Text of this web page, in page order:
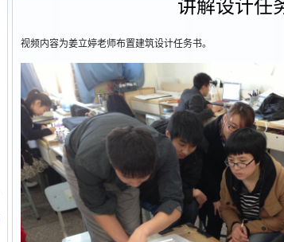
讲解设计任
视频内容为姜立婷老师布置建筑设计任务书。